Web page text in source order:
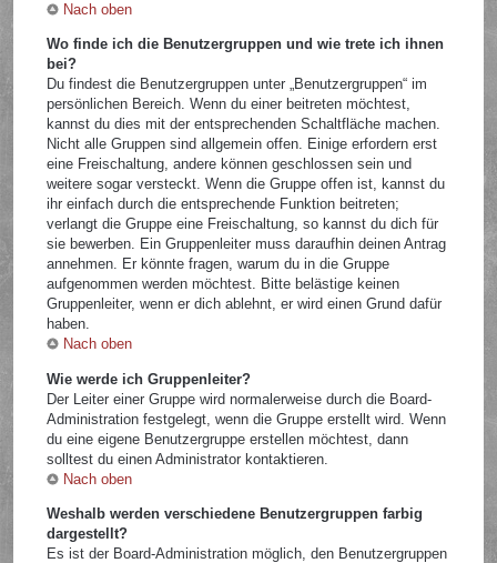
Nach oben
Wo finde ich die Benutzergruppen und wie trete ich ihnen
bei?
Du findest die Benutzergruppen unter „Benutzergruppen“ im
persönlichen Bereich. Wenn du einer beitreten möchtest,
kannst du dies mit der entsprechenden Schaltfläche machen.
Nicht alle Gruppen sind allgemein offen. Einige erfordern erst
eine Freischaltung, andere können geschlossen sein und
weitere sogar versteckt. Wenn die Gruppe offen ist, kannst du
ihr einfach durch die entsprechende Funktion beitreten;
verlangt die Gruppe eine Freischaltung, so kannst du dich für
sie bewerben. Ein Gruppenleiter muss daraufhin deinen Antrag
annehmen. Er könnte fragen, warum du in die Gruppe
aufgenommen werden möchtest. Bitte belästige keinen
Gruppenleiter, wenn er dich ablehnt, er wird einen Grund dafür
haben.
Nach oben
Wie werde ich Gruppenleiter?
Der Leiter einer Gruppe wird normalerweise durch die Board-
Administration festgelegt, wenn die Gruppe erstellt wird. Wenn
du eine eigene Benutzergruppe erstellen möchtest, dann
solltest du einen Administrator kontaktieren.
Nach oben
Weshalb werden verschiedene Benutzergruppen farbig
dargestellt?
Es ist der Board-Administration möglich, den Benutzergruppen